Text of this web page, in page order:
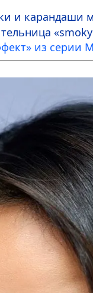
и карандаши
из серии